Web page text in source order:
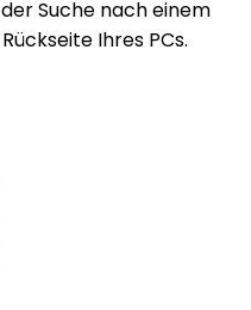
Suche nach einem
Ihres PCs.